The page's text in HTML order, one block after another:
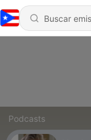
Podcasts